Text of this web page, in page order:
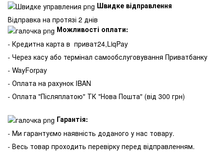
Швидке відправлення
Відправка на протязі 2 днів
Можливості оплати:
- Кредитна карта в приват24,LiqPay
- Через касу або термінал самообслуговування Приватбанку
- WayForpay
- Оплата на рахунок IBAN
- Оплата "Післяплатою" ТК "Нова Пошта" (від 300 грн)
Гарантія:
- Ми гарантуємо наявність доданого у нас товару.
- Весь товар проходить перевірку перед відправленням.